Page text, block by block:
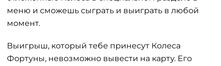
меню и сможешь сыграть и выиграть в любой
момент.
Выигрыш, который тебе принесут Колеса
Фортуны, невозможно вывести на карту. Его